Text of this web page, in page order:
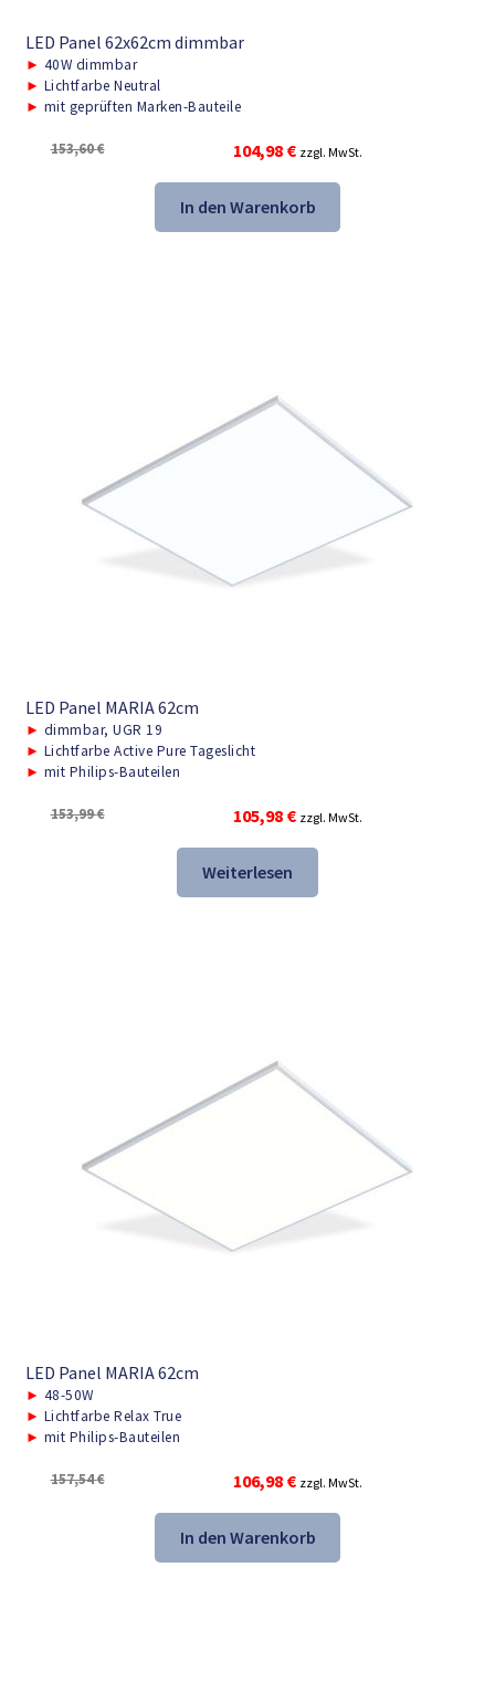
LED Panel 62x62cm dimmbar
► 40W dimmbar
► Lichtfarbe Neutral
► mit geprüften Marken-Bauteile
153,60€
Ursprünglicher
Preis
war:
153,60 €
104,98 €Aktueller
Preis
ist:
104,98 €.
zzgl. MwSt.
In den Warenkorb
LED Panel MARIA 62cm
► dimmbar, UGR 19
► Lichtfarbe Active Pure Tageslicht
► mit Philips-Bauteilen
153,99€
Ursprünglicher
Preis
war:
153,99 €
105,98 €Aktueller
Preis
105,98 €.
zzgl. MwSt.
Weiterlesen
LED Panel MARIA 62cm
► 48-50W
► Lichtfarbe Relax True
► mit Philips-Bauteilen
157,54€
Ursprünglicher
Preis
war:
157,54 €
106,98 €Aktueller
Preis
ist:
106,98 €.
zzgl. MwSt.
In den Warenkorb